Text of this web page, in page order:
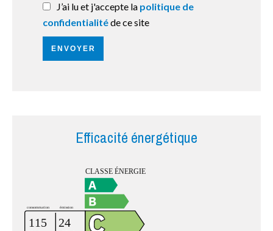
J’ai lu et j'accepte la politique de
confidentialitéde ce site
ENVOYER
Efficacité énergétique